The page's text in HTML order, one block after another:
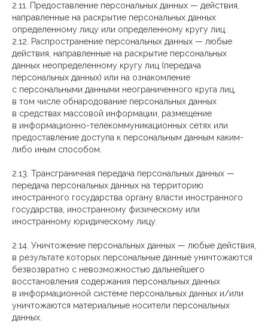
2.11. Предоставление персональных данных — действия,
направленные на раскрытие персональных данных
определенному лицу или определенному кругу лиц.
2.12. Распространение персональных данных — любые
действия, направленные на раскрытие персональных
данных неопределенному кругу лиц (передача
персональных данных) или на ознакомление
с персональными данными неограниченного круга лиц,
в том числе обнародование персональных данных
в средствах массовой информации, размещение
в информационно-телекоммуникационных сетях или
предоставление доступа к персональным данным каким-
либо иным способом.
2.13. Трансграничная передача персональных данных —
передача персональных данных на территорию
иностранного государства органу власти иностранного
государства, иностранному физическому или
иностранному юридическому лицу.
2.14. Уничтожение персональных данных — любые действия,
в результате которых персональные данные уничтожаются
безвозвратно с невозможностью дальнейшего
восстановления содержания персональных данных
в информационной системе персональных данных и/или
уничтожаются материальные носители персональных
данных.